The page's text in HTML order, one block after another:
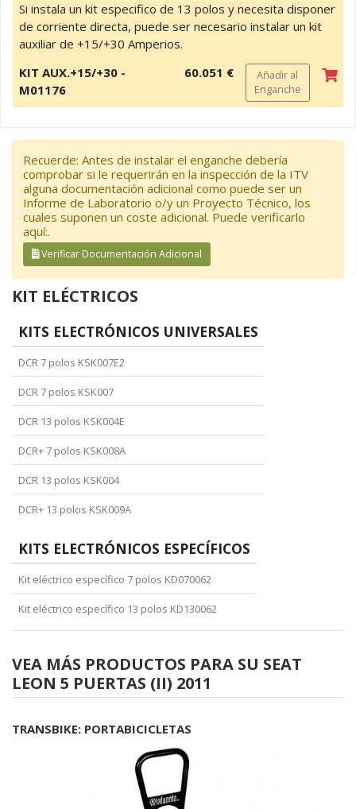
Si instala un kit especifico de 13 polos y necesita disponer
de corriente directa, puede ser necesario instalar un kit
auxiliar de +15/+30 Amperios.
KIT AUX.+15/+30 -
M01176
60.051 €
Añadir al
Enganche
Recuerde: Antes de instalar el enganche debería
comprobar si le requerirán en la inspección de la ITV
alguna documentación adicional como puede ser un
Informe de Laboratorio o/y un Proyecto Técnico, los
cuales suponen un coste adicional. Puede verificarlo
aquí:.
Verificar Documentación Adicional
KIT ELÉCTRICOS
KITS ELECTRÓNICOS UNIVERSALES
DCR 7 polos KSK007E2
DCR 7 polos KSK007
DCR 13 polos KSK004E
DCR+ 7 polos KSK008A
DCR 13 polos KSK004
DCR+ 13 polos KSK009A
KITS ELECTRÓNICOS ESPECÍFICOS
Kit eléctrico específico 7 polos KD070062
Kit eléctrico específico 13 polos KD130062
VEA MÁS PRODUCTOS PARA SU SEAT
LEON 5 PUERTAS (II) 2011
TRANSBIKE: PORTABICICLETAS